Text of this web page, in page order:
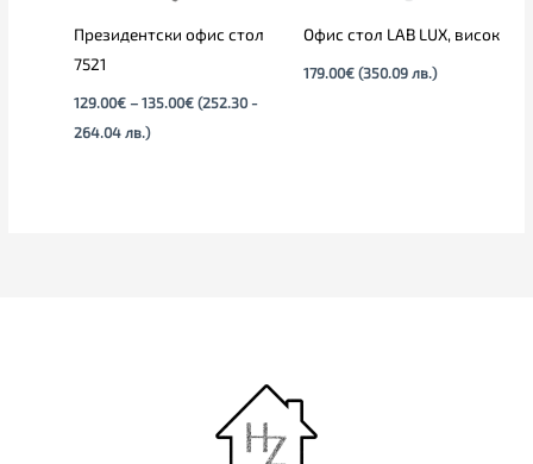
Президентски офис стол
7521
129.00€ – 135.00€ (252.30 -
264.04 лв.)
Офис стол LAB LUX, висок
179.00€ (350.09 лв.)